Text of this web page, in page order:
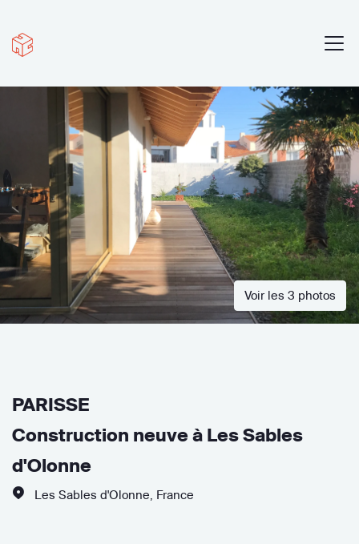
Voir les 3 photos
PARISSE
Construction neuve à Les Sables
d'Olonne
Les Sables d'Olonne France